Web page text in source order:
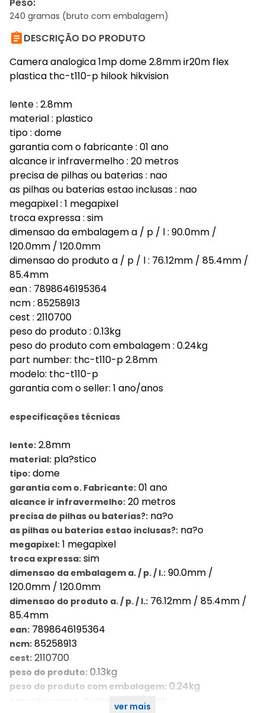
240 gramas (bruto com embalagem)
DESCRIÇÃO DO PRODUTO
Camera analogica 1mp dome 2.8mm ir20m flex
plastica thc-t110-p hilook hikvision
lente : 2.8mm
material : plastico
tipo : dome
garantia com o fabricante : 01 ano
alcance ir infravermelho : 20 metros
precisa de pilhas ou baterias : nao
as pilhas ou baterias estao inclusas : nao
megapixel : 1 megapixel
troca expressa : sim
dimensao da embalagem a / p / l : 90.0mm /
120.0mm / 120.0mm
dimensao do produto a / p / l : 76.12mm / 85.4mm /
85.4mm
ean : 7898646195364
ncm : 85258913
cest : 2110700
peso do produto : 0.13kg
peso do produto com embalagem : 0.24kg
part number: thc-t110-p 2.8mm
modelo: thc-t110-p
garantia com o seller: 1 ano/anos
especificações técnicas
lente: 2.8mm
material: pla?stico
tipo: dome
garantia com o. Fabricante: 01 ano
alcance ir infravermelho: 20 metros
precisa de pilhas ou baterias?: na?o
as pilhas ou baterias estao inclusas?: na?o
megapixel: 1 megapixel
troca expressa: sim
dimensao da embalagem a. / p. / l.: 90.0mm /
120.0mm / 120.0mm
dimensao do produto a. / p. / l.: 76.12mm / 85.4mm /
85.4mm
ean: 7898646195364
ncm: 85258913
cest: 2110700
peso do produto: 0.13kg
peso do produto com embalagem: 0.24kg
1 ano/anos
ver mais